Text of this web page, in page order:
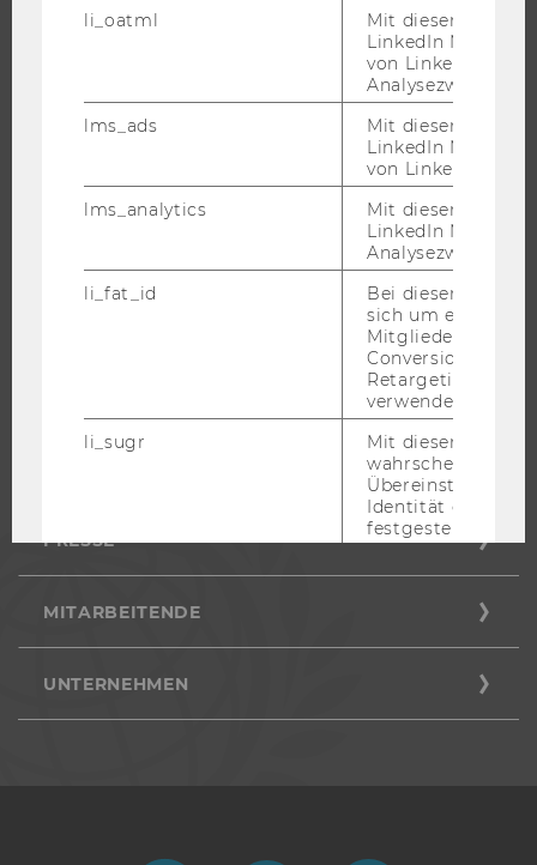
JOBPORTAL
JOBS MIT WU-STUDIUM
PRESSE
MITARBEITENDE
UNTERNEHMEN
li_oatml
Mit diesem
LinkedIn
von LinkedIn zu
Analysezwecke
lms_ads
Mit diesem
LinkedIn
von LinkedIn
lms_analytics
Mit diesem
LinkedIn
Analysezwecken
li_fat_id
Bei diesem
sich um eine
Conversion-
Retargeting und
verwendet wird.
li_sugr
Mit diesem
Identität eines
festgestellt.
_guid
Mit diesem
LinkedIn Mitglied
über Google Ads